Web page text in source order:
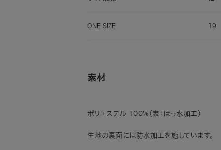
ONE SIZE 19
素材
ポリエステル 100%（表：はっ水加工）
生地の裏面には防水加工を施しています。